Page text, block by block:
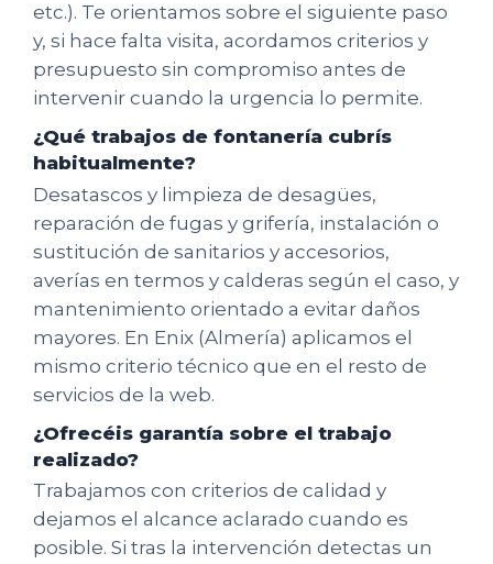
etc.). Te orientamos sobre el siguiente paso
y, si hace falta visita, acordamos criterios y
presupuesto sin compromiso antes de
intervenir cuando la urgencia lo permite.
¿Qué trabajos de fontanería cubrís
habitualmente?
Desatascos y limpieza de desagües,
reparación de fugas y grifería, instalación o
sustitución de sanitarios y accesorios,
averías en termos y calderas según el caso, y
mantenimiento orientado a evitar daños
mayores. En Enix (Almería) aplicamos el
mismo criterio técnico que en el resto de
servicios de la web.
¿Ofrecéis garantía sobre el trabajo
realizado?
Trabajamos con criterios de calidad y
dejamos el alcance aclarado cuando es
posible. Si tras la intervención detectas un